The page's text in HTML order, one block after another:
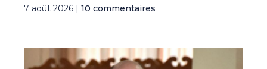
7 août 2026 | 10 commentaires